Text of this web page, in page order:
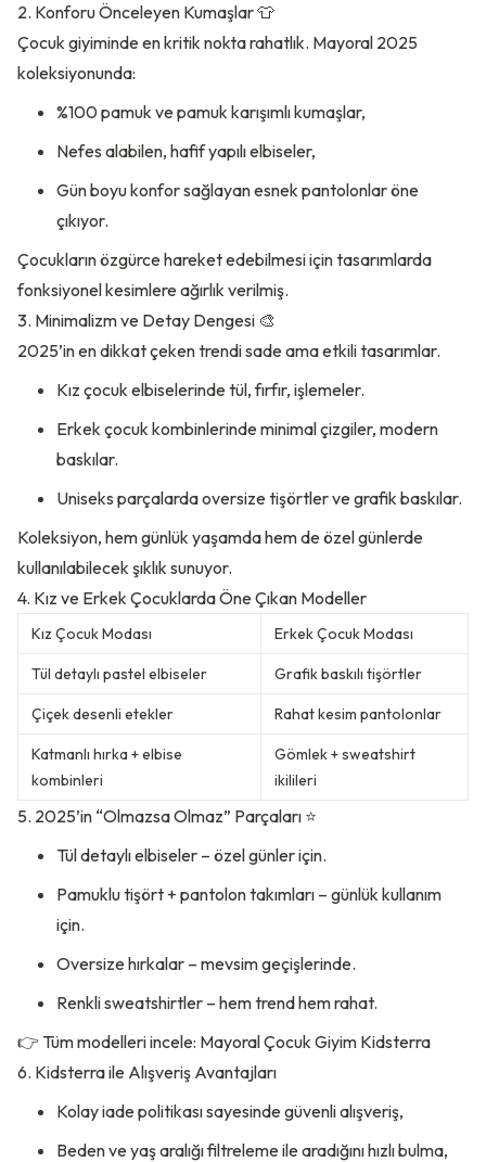
2. Konforu Önceleyen Kumaşlar 👕
Çocuk giyiminde en kritik nokta rahatlık. Mayoral 2025
koleksiyonunda:
%100 pamuk ve pamuk karışımlı kumaşlar,
Nefes alabilen, hafif yapılı elbiseler,
Gün boyu konfor sağlayan esnek pantolonlar öne
çıkıyor.
Çocukların özgürce hareket edebilmesi için tasarımlarda
fonksiyonel kesimlere ağırlık verilmiş.
3. Minimalizm ve Detay Dengesi 🎨
2025’in en dikkat çeken trendi sade ama etkili tasarımlar.
Kız çocuk elbiselerinde tül, fırfır, işlemeler.
Erkek çocuk kombinlerinde minimal çizgiler, modern
baskılar.
Uniseks parçalarda oversize tişörtler ve grafik baskılar.
Koleksiyon, hem günlük yaşamda hem de özel günlerde
kullanılabilecek şıklık sunuyor.
4. Kız ve Erkek Çocuklarda Öne Çıkan Modeller
Kız Çocuk Modası Erkek Çocuk Modası
Tül detaylı pastel elbiseler Grafik baskılı tişörtler
Çiçek desenli etekler Rahat kesim pantolonlar
Katmanlı hırka + elbise
kombinleri
Gömlek + sweatshirt
ikilileri
5. 2025’in “Olmazsa Olmaz” Parçaları ⭐
Tül detaylı elbiseler – özel günler için.
Pamuklu tişört + pantolon takımları – günlük kullanım
için.
Oversize hırkalar – mevsim geçişlerinde.
Renkli sweatshirtler – hem trend hem rahat.
👉 Tüm modelleri incele: Mayoral Çocuk Giyim Kidsterra
6. Kidsterra ile Alışveriş Avantajları
Kolay iade politikası sayesinde güvenli alışveriş,
Beden ve yaş aralığı filtreleme ile aradığını hızlı bulma,